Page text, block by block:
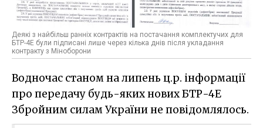
Деякі з найбільш ранніх контрактів на постачання комплектучих для
БТР-4Е були підписані лише через кілька днів після укладання
контракту з Міноборони
Водночас станом на липень ц.р. інформації
про передачу будь-яких нових БТР-4Е
Збройним силам України не повідомлялось.